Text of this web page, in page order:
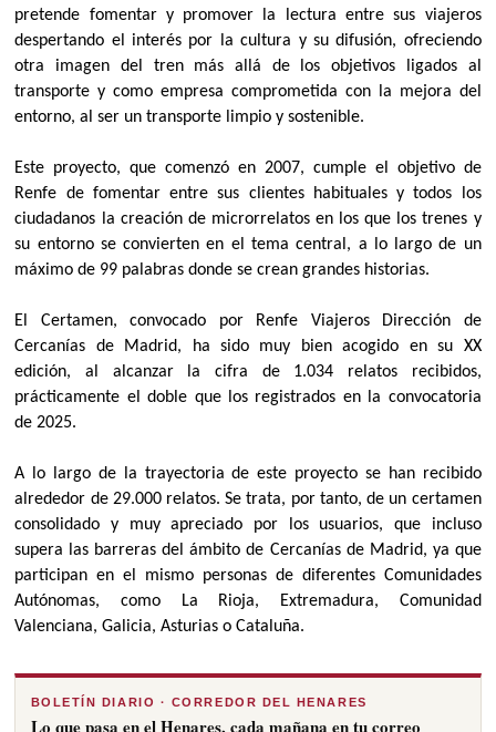
pretende fomentar y promover la lectura entre sus viajeros
despertando el interés por la cultura y su difusión, ofreciendo
otra imagen del tren más allá de los objetivos ligados al
transporte y como empresa comprometida con la mejora del
entorno, al ser un transporte limpio y sostenible.
Este proyecto, que comenzó en 2007, cumple el objetivo de
Renfe de fomentar entre sus clientes habituales y todos los
ciudadanos la creación de microrrelatos en los que los trenes y
su entorno se convierten en el tema central, a lo largo de un
máximo de 99 palabras donde se crean grandes historias.
El Certamen, convocado por Renfe Viajeros Dirección de
Cercanías de Madrid, ha sido muy bien acogido en su XX
edición, al alcanzar la cifra de 1.034 relatos recibidos,
prácticamente el doble que los registrados en la convocatoria
de 2025.
A lo largo de la trayectoria de este proyecto se han recibido
alrededor de 29.000 relatos. Se trata, por tanto, de un certamen
consolidado y muy apreciado por los usuarios, que incluso
supera las barreras del ámbito de Cercanías de Madrid, ya que
participan en el mismo personas de diferentes Comunidades
Autónomas, como La Rioja, Extremadura, Comunidad
Valenciana, Galicia, Asturias o Cataluña.
BOLETÍN DIARIO · CORREDOR DEL HENARES
Lo que pasa en el Henares, cada mañana en tu correo